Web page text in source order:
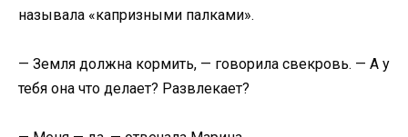
называла «капризными палками».
— Земля должна кормить, — говорила свекровь. — А у
тебя она что делает? Развлекает?